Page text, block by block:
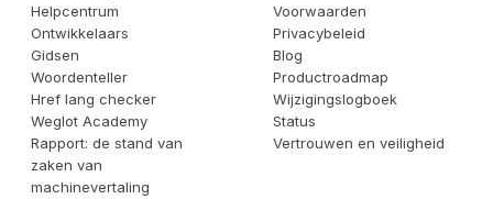
Helpcentrum
Ontwikkelaars
Gidsen
Woordenteller
Href lang checker
Weglot Academy
Rapport: de stand van
zaken van
machinevertaling
Voorwaarden
Privacybeleid
Blog
Productroadmap
Wijzigingslogboek
Status
Vertrouwen en veiligheid